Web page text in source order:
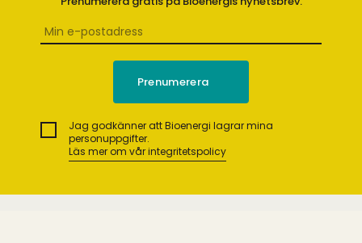
Jag godkänner att Bioenergi lagrar mina
personuppgifter.
Läs mer om vår integritetspolicy